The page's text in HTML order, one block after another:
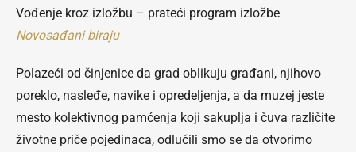
Vođenje kroz izložbu – prateći program izložbe
Novosađani biraju
Polazeći od činjenice da grad oblikuju građani, njihovo
poreklo, nasleđe, navike i opredeljenja, a da muzej jeste
mesto kolektivnog pamćenja koji sakuplja i čuva različite
životne priče pojedinaca, odlučili smo se da otvorimo